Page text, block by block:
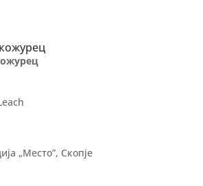
„Место”, Скопје